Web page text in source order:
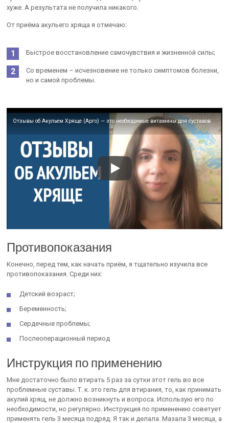
хуже. А результата не получила никакого.
От приёма акульего хряща я отмечаю:
Быстрое восстановление самочувствия и жизненной силы;
Со временем – исчезновение не только симптомов болезни,
но и самой проблемы.
Отзывы об Акульем Хряще (Арго) — это необходимые витамины для суставов
Противопоказания
Конечно, перед тем, как начать приём, я тщательно изучила все
противопоказания. Среди них:
Детский возраст;
Беременность;
Сердечные проблемы;
Послеоперационный период
Инструкция по применению
Мне достаточно было втирать 5 раз за сутки этот гель во все
проблемные суставы. Т. к. это гель для втирания, то, как принимать
акулий хрящ, не должно возникнуть и вопроса. Использую его по
необходимости, но регулярно. Инструкция по применению советует
применять гель 3 месяца подряд. Я так и делала. Мазала 3 месяца, а